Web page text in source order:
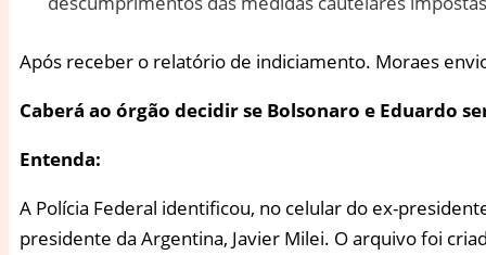
Após receber o relatório de indiciamento. Moraes
Caberá ao órgão decidir se Bolsonaro e Eduardo
Entenda:
A Polícia Federal identificou, no celular do ex-
presidente da Argentina, Javier Milei. O arquivo foi